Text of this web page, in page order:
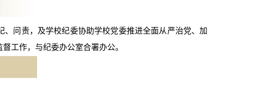
问责，及学校纪委协助学校党委推进全面从严治党、加
工作，与纪委办公室合署办公。